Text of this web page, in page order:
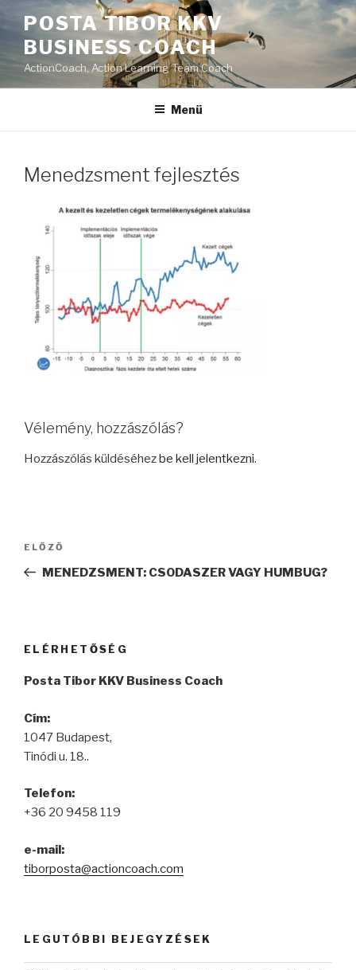
Tartalomhoz
POSTA TIBOR KKV
BUSINESS COACH
ActionCoach, Action Learning Team Coach
Menü
Menedzsment fejlesztés
Vélemény, hozzászólás?
Hozzászólás küldéséhezbe kell jelentkezni.
Bejegyzés
Korábbi
bejegyzés
ELŐZŐ
MENEDZSMENT: CSODASZER VAGY HUMBUG?
ELÉRHETŐSÉG
Posta Tibor KKV Business Coach
Cím:
1047 Budapest,
Tinódi u. 18..
Telefon:
+36 20 9458 119
e-mail:
tiborposta@actioncoach.com
LEGUTÓBBI BEJEGYZÉSEK